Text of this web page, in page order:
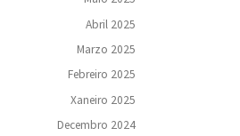
Abril 2025
Marzo 2025
Febreiro 2025
Xaneiro 2025
Decembro 2024